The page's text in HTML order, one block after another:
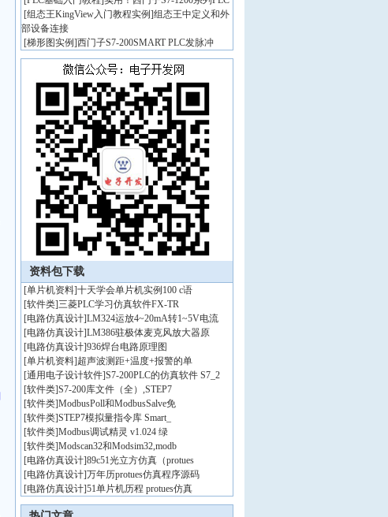
[组态王KingView入门教程实例]组态王中定义和外
部设备连接
[梯形图实例]西门子S7-200SMART PLC发脉冲
资料包下载
[单片机资料]十天学会单片机实例100 c语
[软件类]三菱PLC学习仿真软件FX-TR
[电路仿真设计]LM324运放4~20mA转1~5V电流
[电路仿真设计]LM386驻极体麦克风放大器原
[电路仿真设计]936焊台电路原理图
[单片机资料]超声波测距+温度+报警的单
[通用电子设计软件]S7-200PLC的仿真软件 S7_2
[软件类]S7-200库文件（全）,STEP7
[软件类]ModbusPoll和ModbusSalve免
[软件类]STEP7模拟量指令库 Smart_
[软件类]Modbus调试精灵 v1.024 绿
[软件类]Modscan32和Modsim32,modb
[电路仿真设计]89c51光立方仿真（protues
[电路仿真设计]万年历protues仿真程序源码
[电路仿真设计]51单片机历程 protues仿真